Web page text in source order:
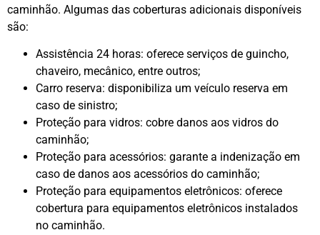
caminhão. Algumas das coberturas adicionais disponíveis
são:
Assistência 24 horas: oferece serviços de guincho,
chaveiro, mecânico, entre outros;
Carro reserva: disponibiliza um veículo reserva em
caso de sinistro;
Proteção para vidros: cobre danos aos vidros do
caminhão;
Proteção para acessórios: garante a indenização em
caso de danos aos acessórios do caminhão;
Proteção para equipamentos eletrônicos: oferece
cobertura para equipamentos eletrônicos instalados
no caminhão.